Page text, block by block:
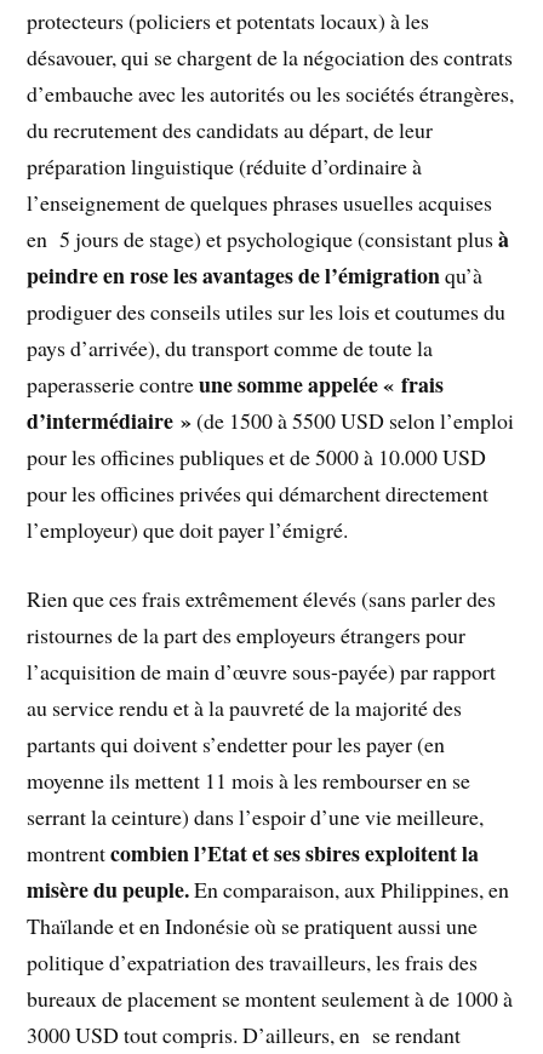
protecteurs (policiers et potentats locaux) à les
désavouer, qui se chargent de la négociation des contrats
d’embauche avec les autorités ou les sociétés étrangères,
du recrutement des candidats au départ, de leur
préparation linguistique (réduite d’ordinaire à
l’enseignement de quelques phrases usuelles acquises
en 5 jours de stage) et psychologique (consistant plusà
peindre en rose les avantages de l’émigrationqu’à
prodiguer des conseils utiles sur les lois et coutumes du
pays d’arrivée), du transport comme de toute la
paperasserie contreune somme appelée « frais
d’intermédiaire »(de 1500 à 5500 USD selon l’emploi
pour les officines publiques et de 5000 à 10.000 USD
pour les officines privées qui démarchent directement
l’employeur) que doit payer l’émigré.
Rien que ces frais extrêmement élevés (sans parler des
ristournes de la part des employeurs étrangers pour
l’acquisition de main d’œuvre sous-payée) par rapport
au service rendu et à la pauvreté de la majorité des
partants qui doivent s’endetter pour les payer (en
moyenne ils mettent 11 mois à les rembourser en se
serrant la ceinture) dans l’espoir d’une vie meilleure,
montrentcombien l’Etat et ses sbires exploitent la
misère du peuple.En comparaison, aux Philippines, en
Thaïlande et en Indonésie où se pratiquent aussi une
politique d’expatriation des travailleurs, les frais des
bureaux de placement se montent seulement à de 1000 à
3000 USD tout compris. D’ailleurs, en se rendant